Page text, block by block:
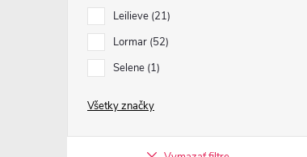
Leilieve 21
Lormar 52
Selene 1
Všetky značky